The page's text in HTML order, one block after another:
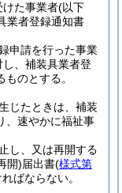
けた事業者(以下
業者登録通知書
申請を行った事業
、補装具業者登
のとする。
じたときは、補装
、速やかに福祉事
し、又は再開する
開)届出書(様式第
ばならない。